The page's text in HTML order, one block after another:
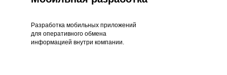
Разработка мобильных приложений
для оперативного обмена
информацией внутри компании.